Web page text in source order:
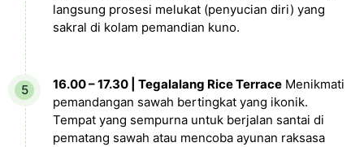
langsung prosesi melukat (penyucian diri) yang
sakral di kolam pemandian kuno.
16.00 – 17.30 | Tegalalang Rice Terrace Menikmati
pemandangan sawah bertingkat yang ikonik.
Tempat yang sempurna untuk berjalan santai di
pematang sawah atau mencoba ayunan raksasa